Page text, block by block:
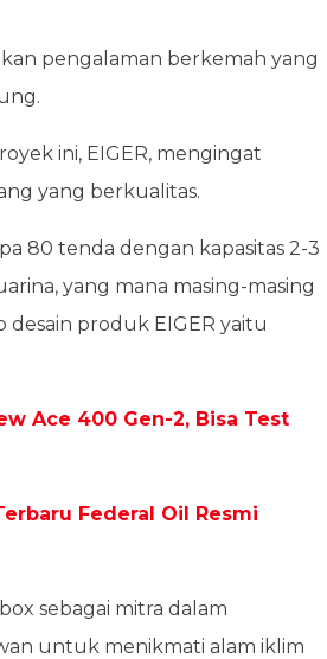
pengalaman berkemah yang
ini, EIGER, mengingat
yang berkualitas.
80 tenda dengan kapasitas 2-3
yang mana masing-masing
desain produk EIGER yaitu
Ace 400 Gen-2, Bisa Test
Federal Oil Resmi
sebagai mitra dalam
untuk menikmati alam iklim